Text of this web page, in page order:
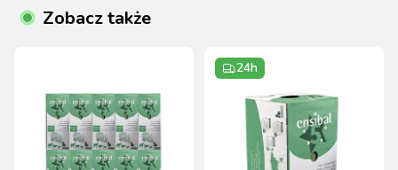
Zobacz także
24h